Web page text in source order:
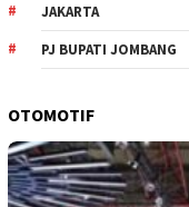
JAKARTA
PJ BUPATI JOMBANG
OTOMOTIF